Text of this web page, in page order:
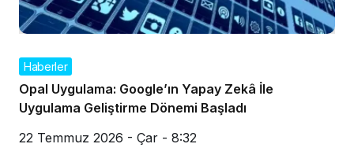
Haberler
Opal Uygulama: Google’ın Yapay Zekâ İle
Uygulama Geliştirme Dönemi Başladı
22 Temmuz 2026 - Çar - 8:32